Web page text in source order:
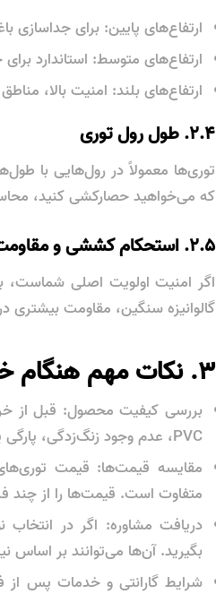
ارتفاع‌های پایین: برای
ارتفاع‌های متوسط: استاندارد
ارتفاع‌های بلند: امنیت بالا،
۲.۴. طول رول توری
توری‌ها معمولاً در رول‌هایی با
که می‌خواهید حصارکشی کنید،
۲.۵. استحکام کششی و مقاومت
اگر امنیت اولویت اصلی
گالوانیزه سنگین، مقاومت بیشتری
۳. نکات مهم هنگام خرید
بررسی کیفیت محصول: قبل از
PVC، عدم وجود زنگ‌زدگی، پارگی یا نقص در بافت دقت کنید.
مقایسه قیمت‌ها: قیمت
متفاوت است. قیمت‌ها را از چند
دریافت مشاوره: اگر در انتخاب
بگیرید. آن‌ها می‌توانند بر اساس